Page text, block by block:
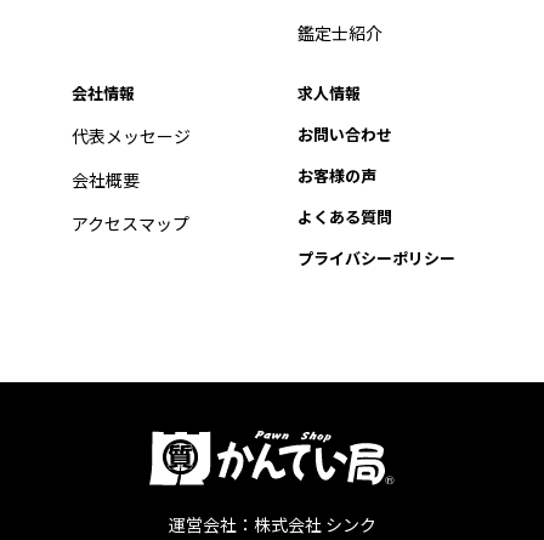
鑑定士紹介
会社情報
代表メッセージ
会社概要
アクセスマップ
求人情報
お問い合わせ
お客様の声
よくある質問
プライバシーポリシー
運営会社：株式会社 シンク